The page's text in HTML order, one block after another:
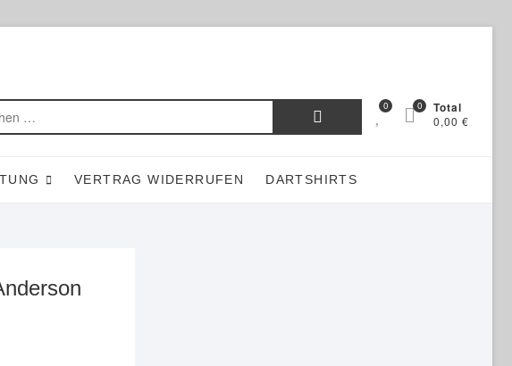
Suchen
0 Total
0,00 €
0
VERTRAG WIDERRUFEN DARTSHIRTS